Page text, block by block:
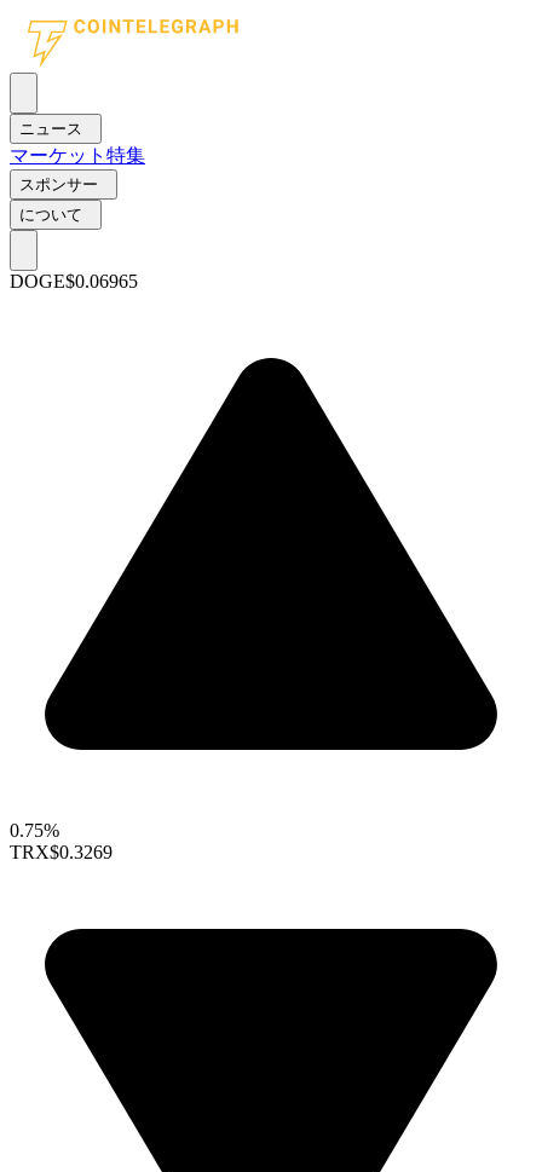
ニュース
マーケット 特集
スポンサー
について
DOGE$0.06965
0.75%
TRX$0.3269